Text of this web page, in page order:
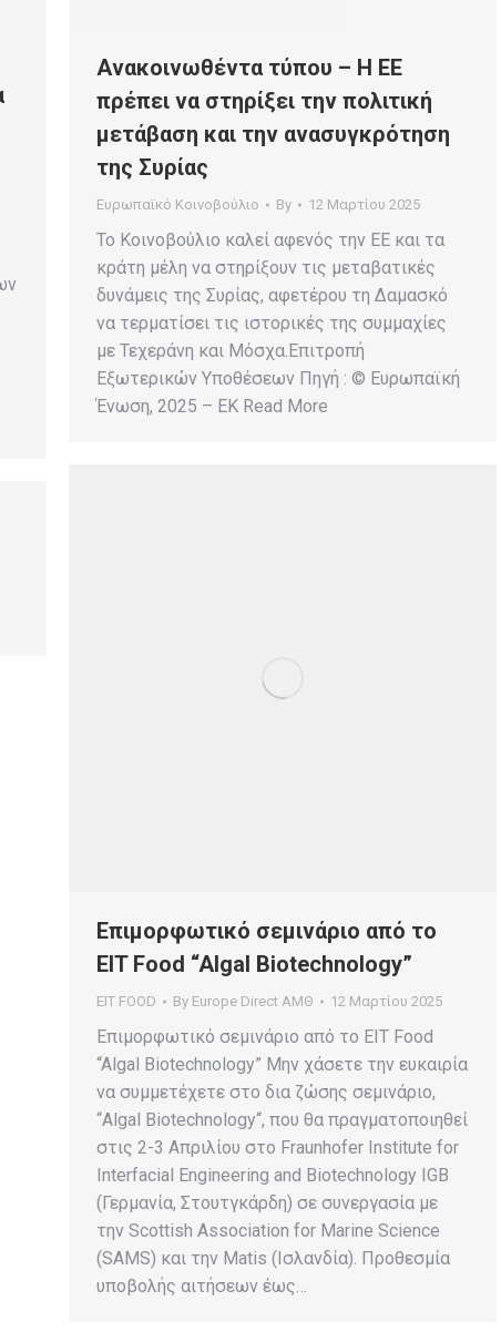
Ανακοινωθέντα τύπου – Η ΕΕ
πρέπει να στηρίξει την πολιτική
μετάβαση και την ανασυγκρότηση
της Συρίας
Ευρωπαϊκό Κοινοβούλιο By 12 Μαρτίου 2025
Το Κοινοβούλιο καλεί αφενός την ΕΕ και τα
κράτη μέλη να στηρίξουν τις μεταβατικές
δυνάμεις της Συρίας, αφετέρου τη Δαμασκό
να τερματίσει τις ιστορικές της συμμαχίες
με Τεχεράνη και Μόσχα.Επιτροπή
Εξωτερικών Υποθέσεων Πηγή : © Ευρωπαϊκή
Ένωση, 2025 – EK Read More
Επιμορφωτικό σεμινάριο από το
EIT Food “Algal Biotechnology”
EIT FOOD By Europe Direct ΑΜΘ 12 Μαρτίου 2025
Επιμορφωτικό σεμινάριο από το EIT Food
“Algal Biotechnology” Μην χάσετε την ευκαιρία
να συμμετέχετε στο δια ζώσης σεμινάριο,
“Algal Biotechnology“, που θα πραγματοποιηθεί
στις 2-3 Απριλίου στο Fraunhofer Institute for
Interfacial Engineering and Biotechnology IGB
(Γερμανία, Στουτγκάρδη) σε συνεργασία με
την Scottish Association for Marine Science
(SAMS) και την Matis (Ισλανδία). Προθεσμία
υποβολής αιτήσεων έως…